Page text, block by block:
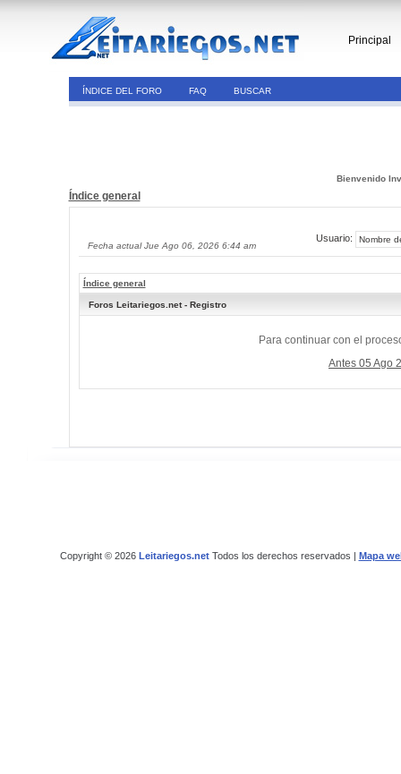
Principal
ÍNDICE DEL FORO FAQ BUSCAR
Bienvenido
Índice general
Fecha actual Jue Ago 06, 2026 6:44 am
Usuario:
Índice general
Foros Leitariegos.net - Registro
Para continuar con el
Antes 05 Ago
Copyright © 2026 Leitariegos.netTodos los derechos reservados | Mapa